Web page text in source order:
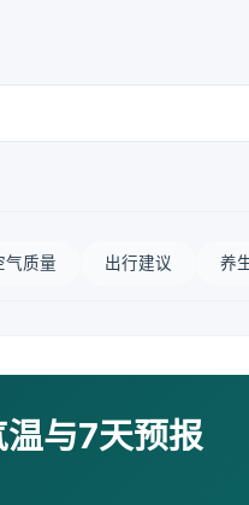
气质量 出行建议 养
与7天预报